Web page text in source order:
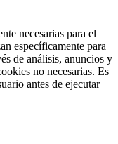
necesarias para el
específicamente para
de análisis, anuncios y
no necesarias. Es
antes de ejecutar